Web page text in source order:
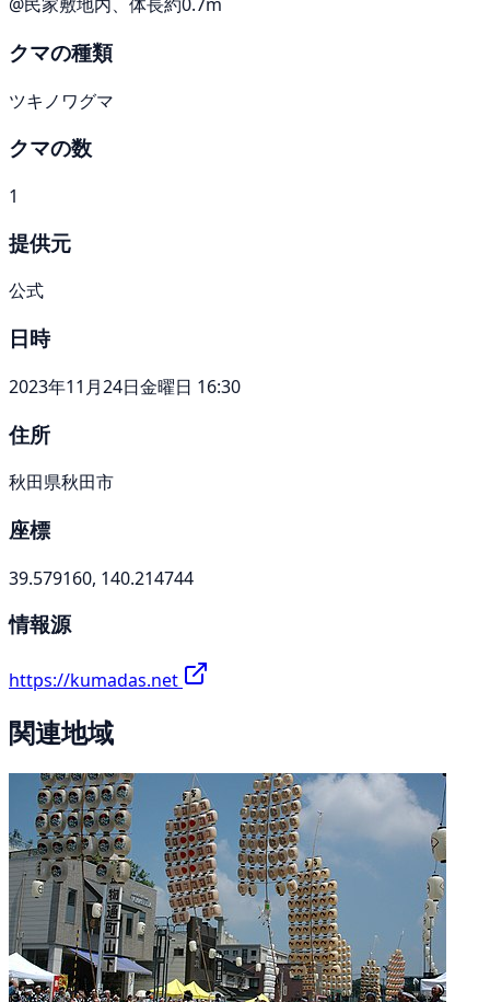
クマの種類
ツキノワグマ
クマの数
1
提供元
公式
日時
2023年11月24日金曜日 16:30
住所
秋田県秋田市
座標
39.579160, 140.214744
情報源
https://kumadas.net
関連地域